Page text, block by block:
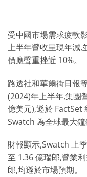
受中國市場需求疲軟
上半年營收呈現年減,
價應聲重挫近 10%。
路透社和華爾街日報
(2024)年上半年,集團
億美元),遜於 FactSet
Swatch 為全球最大鐘
財報顯示,Swatch 上
至 1.36 億瑞郎,營業
郎,均遜於市場預期。